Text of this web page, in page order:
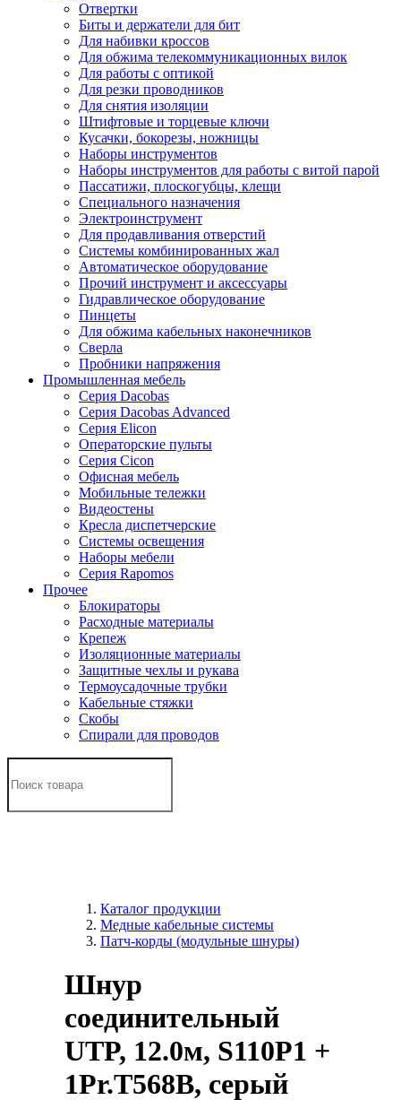
Отвертки
Биты и держатели для бит
Для набивки кроссов
Для обжима телекоммуникационных вилок
Для работы с оптикой
Для резки проводников
Для снятия изоляции
Штифтовые и торцевые ключи
Кусачки, бокорезы, ножницы
Наборы инструментов
Наборы инструментов для работы с витой парой
Пассатижи, плоскогубцы, клещи
Специального назначения
Электроинструмент
Для продавливания отверстий
Системы комбинированных жал
Автоматическое оборудование
Прочий инструмент и аксессуары
Гидравлическое оборудование
Пинцеты
Для обжима кабельных наконечников
Сверла
Пробники напряжения
Промышленная мебель
Серия Dacobas
Серия Dacobas Advanced
Серия Elicon
Операторские пульты
Серия Cicon
Офисная мебель
Мобильные тележки
Видеостены
Кресла диспетчерские
Системы освещения
Наборы мебели
Серия Rapomos
Прочее
Блокираторы
Расходные материалы
Крепеж
Изоляционные материалы
Защитные чехлы и рукава
Термоусадочные трубки
Кабельные стяжки
Скобы
Спирали для проводов
Каталог продукции
Медные кабельные системы
Патч-корды (модульные шнуры)
Шнур
соединительный
UTP, 12.0м, S110P1 +
1Pr.T568B, серый